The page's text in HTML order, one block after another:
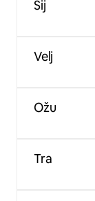
Sij
Velj
Ožu
Tra